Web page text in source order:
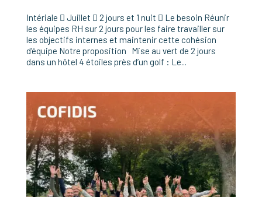
Intériale  Juillet  2 jours et 1 nuit  Le besoin Réunir
les équipes RH sur 2 jours pour les faire travailler sur
les objectifs internes et maintenir cette cohésion
d’équipe Notre proposition Mise au vert de 2 jours
dans un hôtel 4 étoiles près d’un golf : Le...